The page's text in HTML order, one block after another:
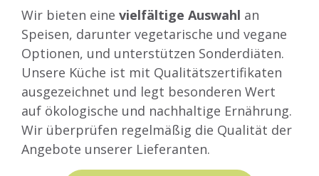
Wir bieten eine vielfältige Auswahl an
Speisen, darunter vegetarische und vegane
Optionen, und unterstützen Sonderdiäten.
Unsere Küche ist mit Qualitätszertifikaten
ausgezeichnet und legt besonderen Wert
auf ökologische und nachhaltige Ernährung.
Wir überprüfen regelmäßig die Qualität der
Angebote unserer Lieferanten.